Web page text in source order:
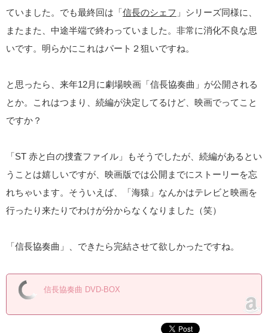
ていました。でも最終回は「信長のシェフ 」シリーズ同様に、
またまた、中途半端で終わっていました。非常に消化不良な思
いです。明らかにこれはパート２狙いですね。
と思ったら、来年12月に劇場映画「信長協奏曲」が公開される
とか。これはつまり、続編が決定してるけど、映画でってこと
ですか？
「ST 赤と白の捜査ファイル」もそうでしたが、続編があるとい
うことは嬉しいですが、映画版では公開までにストーリーを忘
れちゃいます。そういえば、「海猿」なんかはテレビと映画を
行ったり来たりでわけが分からなくなりました（笑）
「信長協奏曲」、できたら完結させて欲しかったですね。
信長協奏曲 DVD-BOX